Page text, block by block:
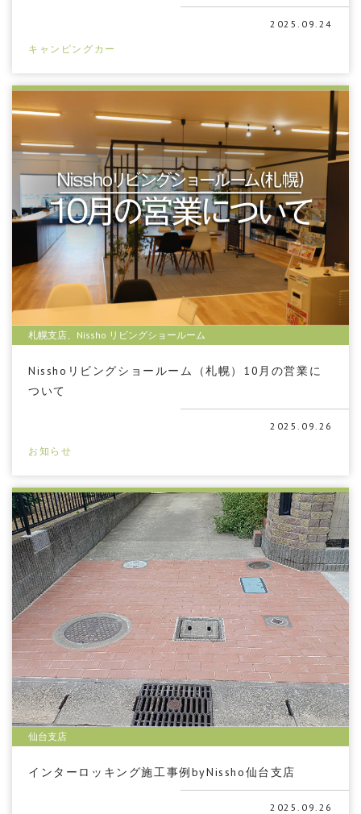
2025.09.24
キャンピングカー
札幌支店、Nissho リビングショールーム
Nisshoリビングショールーム（札幌）10月の営業に
ついて
2025.09.26
お知らせ
仙台支店
インターロッキング施工事例byNissho仙台支店
2025.09.26